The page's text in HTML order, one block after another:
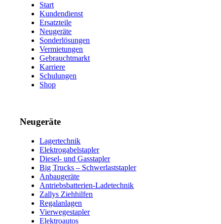
Start
Kundendienst
Ersatzteile
Neugeräte
Sonderlösungen
Vermietungen
Gebrauchtmarkt
Karriere
Schulungen
Shop
Neugeräte
Lagertechnik
Elektrogabelstapler
Diesel- und Gasstapler
Big Trucks – Schwerlaststapler
Anbaugeräte
Antriebsbatterien-Ladetechnik
Zallys Ziehhilfen
Regalanlagen
Vierwegestapler
Elektroautos